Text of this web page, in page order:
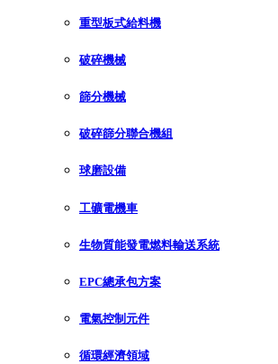
重型板式給料機
破碎機械
篩分機械
破碎篩分聯合機組
球磨設備
工礦電機車
生物質能發電燃料輸送系統
EPC總承包方案
電氣控制元件
循環經濟領域